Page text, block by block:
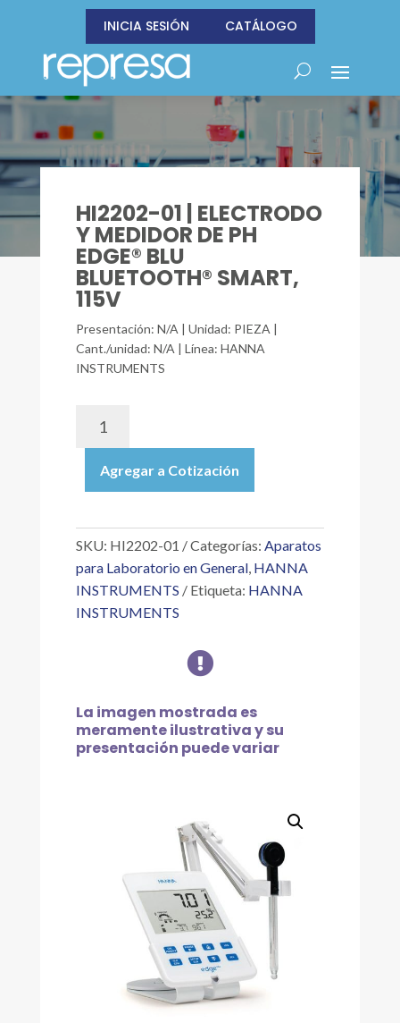
INICIA SESIÓN CATÁLOGO
HI2202-01 | ELECTRODO
Y MEDIDOR DE PH
EDGE® BLU
BLUETOOTH® SMART,
115V
Presentación: N/A | Unidad: PIEZA |
Cant./unidad: N/A | Línea: HANNA
INSTRUMENTS
ELECTRODO
DE
EDGE®
BLU
BLUETOOTH®
Agregar a Cotización
SKU: HI2202-01 Categorías: Aparatos
para Laboratorio en General, HANNA
INSTRUMENTS
Etiqueta: HANNA
INSTRUMENTS

La imagen mostrada es
meramente ilustrativa y su
presentación puede variar